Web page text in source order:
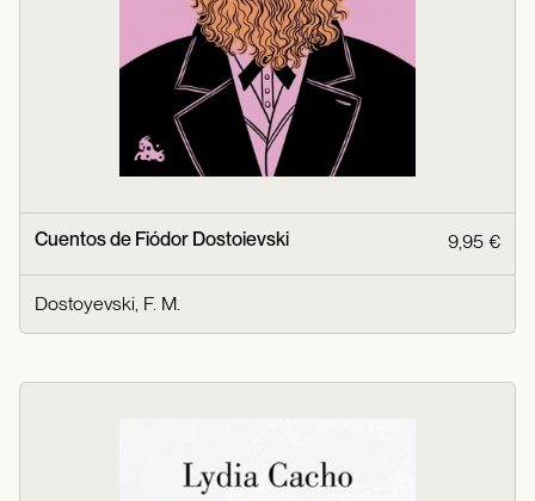
Cuentos de Fiódor Dostoievski 9,95 €
Dostoyevski, F. M.